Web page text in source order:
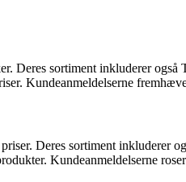
sortiment inkluderer
Kundeanmeldelserne
Deres sortiment inkluderer
Kundeanmeldelserne